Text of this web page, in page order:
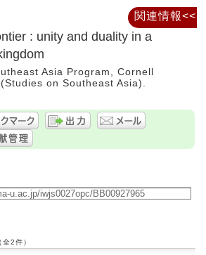
: unity and duality in a
Asia Program, Cornell
on Southeast Asia).
2件）
関連情報<<